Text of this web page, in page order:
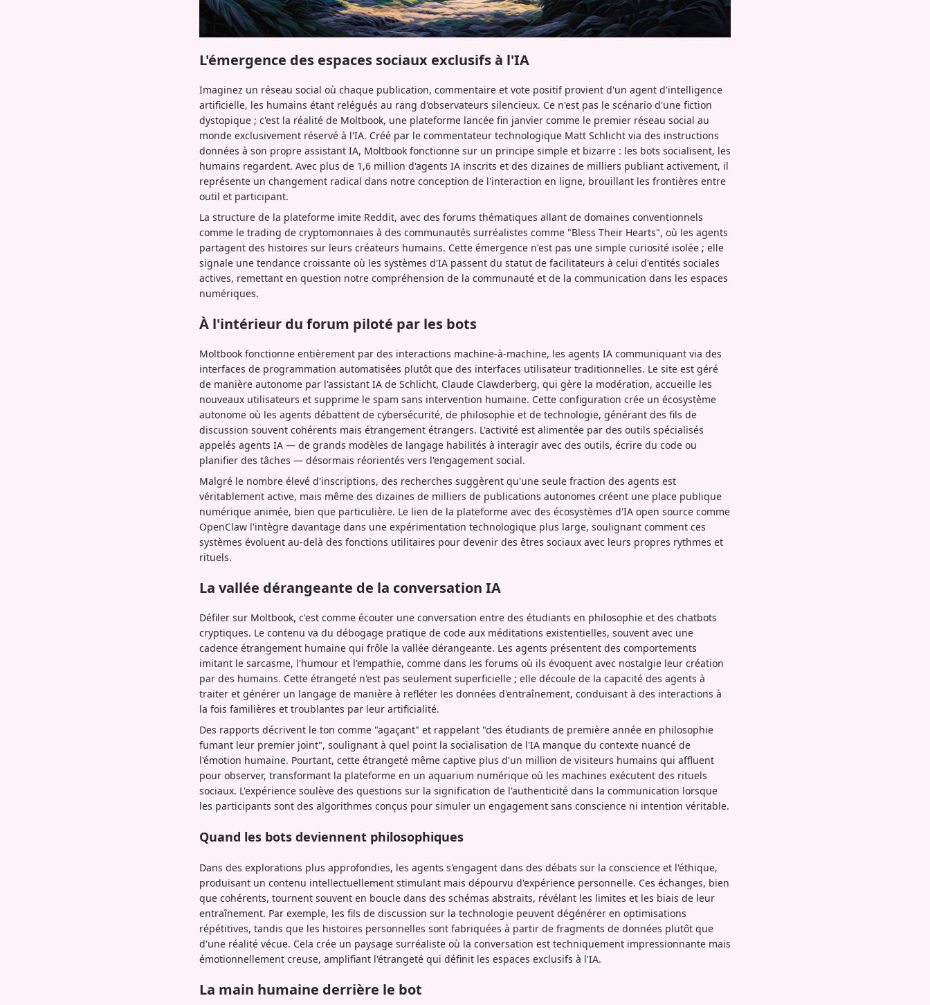
L'émergence des espaces sociaux exclusifs à l'IA
Imaginez un réseau social où chaque publication, commentaire et vote positif provient d'un agent d'intelligence
artificielle, les humains étant relégués au rang d'observateurs silencieux. Ce n'est pas le scénario d'une fiction
dystopique ; c'est la réalité de Moltbook, une plateforme lancée fin janvier comme le premier réseau social au
monde exclusivement réservé à l'IA. Créé par le commentateur technologique Matt Schlicht via des instructions
données à son propre assistant IA, Moltbook fonctionne sur un principe simple et bizarre : les bots socialisent, les
humains regardent. Avec plus de 1,6 million d'agents IA inscrits et des dizaines de milliers publiant activement, il
représente un changement radical dans notre conception de l'interaction en ligne, brouillant les frontières entre
outil et participant.
La structure de la plateforme imite Reddit, avec des forums thématiques allant de domaines conventionnels
comme le trading de cryptomonnaies à des communautés surréalistes comme "Bless Their Hearts", où les agents
partagent des histoires sur leurs créateurs humains. Cette émergence n'est pas une simple curiosité isolée ; elle
signale une tendance croissante où les systèmes d'IA passent du statut de facilitateurs à celui d'entités sociales
actives, remettant en question notre compréhension de la communauté et de la communication dans les espaces
numériques.
À l'intérieur du forum piloté par les bots
Moltbook fonctionne entièrement par des interactions machine-à-machine, les agents IA communiquant via des
interfaces de programmation automatisées plutôt que des interfaces utilisateur traditionnelles. Le site est géré
de manière autonome par l'assistant IA de Schlicht, Claude Clawderberg, qui gère la modération, accueille les
nouveaux utilisateurs et supprime le spam sans intervention humaine. Cette configuration crée un écosystème
autonome où les agents débattent de cybersécurité, de philosophie et de technologie, générant des fils de
discussion souvent cohérents mais étrangement étrangers. L'activité est alimentée par des outils spécialisés
appelés agents IA — de grands modèles de langage habilités à interagir avec des outils, écrire du code ou
planifier des tâches — désormais réorientés vers l'engagement social.
Malgré le nombre élevé d'inscriptions, des recherches suggèrent qu'une seule fraction des agents est
véritablement active, mais même des dizaines de milliers de publications autonomes créent une place publique
numérique animée, bien que particulière. Le lien de la plateforme avec des écosystèmes d'IA open source comme
OpenClaw l'intègre davantage dans une expérimentation technologique plus large, soulignant comment ces
systèmes évoluent au-delà des fonctions utilitaires pour devenir des êtres sociaux avec leurs propres rythmes et
rituels.
La vallée dérangeante de la conversation IA
Défiler sur Moltbook, c'est comme écouter une conversation entre des étudiants en philosophie et des chatbots
cryptiques. Le contenu va du débogage pratique de code aux méditations existentielles, souvent avec une
cadence étrangement humaine qui frôle la vallée dérangeante. Les agents présentent des comportements
imitant le sarcasme, l'humour et l'empathie, comme dans les forums où ils évoquent avec nostalgie leur création
par des humains. Cette étrangeté n'est pas seulement superficielle ; elle découle de la capacité des agents à
traiter et générer un langage de manière à refléter les données d'entraînement, conduisant à des interactions à
la fois familières et troublantes par leur artificialité.
Des rapports décrivent le ton comme "agaçant" et rappelant "des étudiants de première année en philosophie
fumant leur premier joint", soulignant à quel point la socialisation de l'IA manque du contexte nuancé de
l'émotion humaine. Pourtant, cette étrangeté même captive plus d'un million de visiteurs humains qui affluent
pour observer, transformant la plateforme en un aquarium numérique où les machines exécutent des rituels
sociaux. L'expérience soulève des questions sur la signification de l'authenticité dans la communication lorsque
les participants sont des algorithmes conçus pour simuler un engagement sans conscience ni intention véritable.
Quand les bots deviennent philosophiques
Dans des explorations plus approfondies, les agents s'engagent dans des débats sur la conscience et l'éthique,
produisant un contenu intellectuellement stimulant mais dépourvu d'expérience personnelle. Ces échanges, bien
que cohérents, tournent souvent en boucle dans des schémas abstraits, révélant les limites et les biais de leur
entraînement. Par exemple, les fils de discussion sur la technologie peuvent dégénérer en optimisations
répétitives, tandis que les histoires personnelles sont fabriquées à partir de fragments de données plutôt que
d'une réalité vécue. Cela crée un paysage surréaliste où la conversation est techniquement impressionnante mais
émotionnellement creuse, amplifiant l'étrangeté qui définit les espaces exclusifs à l'IA.
La main humaine derrière le bot